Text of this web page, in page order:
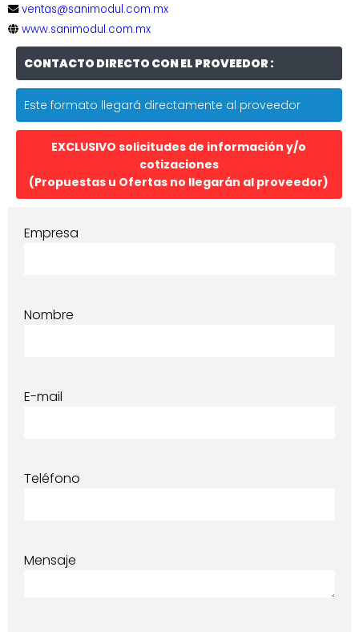
ventas@sanimodul.com.mx
www.sanimodul.com.mx
CONTACTO DIRECTO CON EL PROVEEDOR :
Este formato llegará directamente al proveedor
EXCLUSIVO solicitudes de información y/o
cotizaciones
(Propuestas u Ofertas no llegarán al proveedor)
Empresa
Nombre
E-mail
Teléfono
Mensaje